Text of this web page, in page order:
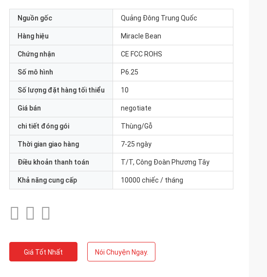
Nguồn gốc Quảng Đông Trung Quốc
Hàng hiệu Miracle Bean
Chứng nhận CE FCC ROHS
Số mô hình P6.25
Số lượng đặt hàng tối thiểu 10
Giá bán negotiate
chi tiết đóng gói Thùng/Gỗ
Thời gian giao hàng 7-25 ngày
Điều khoản thanh toán T/T, Công Đoàn Phương Tây
Khả năng cung cấp 10000 chiếc / tháng
Giá Tốt Nhất Nói Chuyện Ngay.